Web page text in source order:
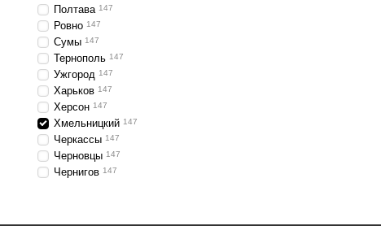
Полтава 147
Ровно 147
Сумы 147
Тернополь 147
Ужгород 147
Харьков 147
Херсон 147
Хмельницкий 147
Черкассы 147
Черновцы 147
Чернигов 147